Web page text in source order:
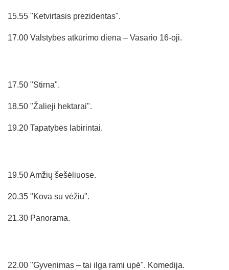
15.55 "Ketvirtasis prezidentas".
17.00 Valstybės atkūrimo diena – Vasario 16-oji.
17.50 "Stirna".
18.50 "Žalieji hektarai".
19.20 Tapatybės labirintai.
19.50 Amžių šešėliuose.
20.35 "Kova su vėžiu".
21.30 Panorama.
22.00 "Gyvenimas – tai ilga rami upė". Komedija.